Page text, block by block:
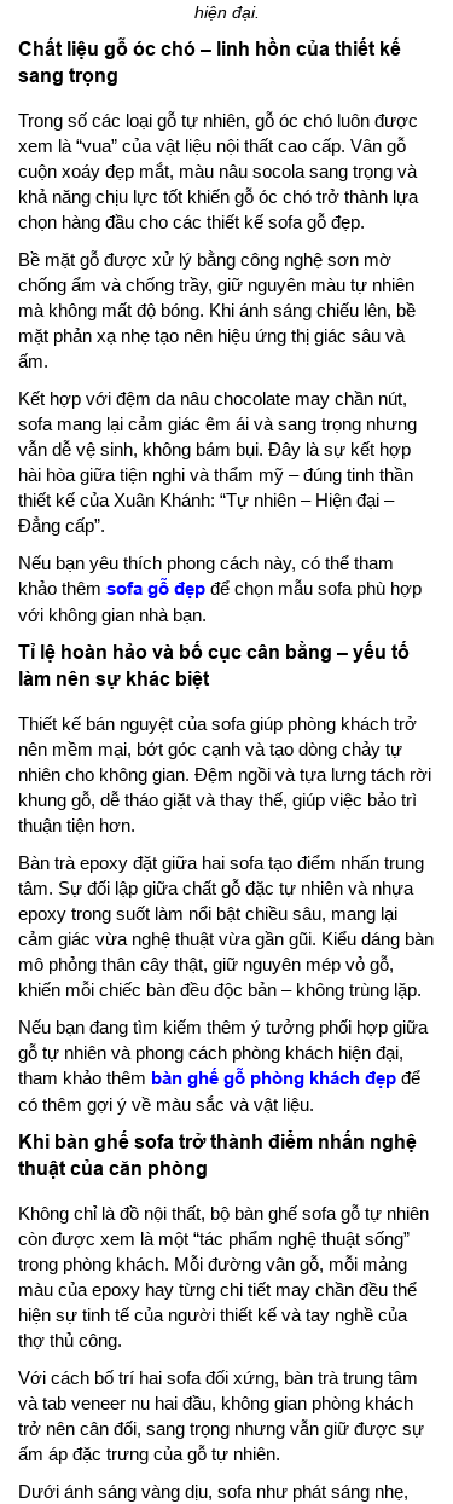
hiện đại.
Chất liệu gỗ óc chó – linh hồn của thiết kế
sang trọng
Trong số các loại gỗ tự nhiên, gỗ óc chó luôn được
xem là “vua” của vật liệu nội thất cao cấp. Vân gỗ
cuộn xoáy đẹp mắt, màu nâu socola sang trọng và
khả năng chịu lực tốt khiến gỗ óc chó trở thành lựa
chọn hàng đầu cho các thiết kế sofa gỗ đẹp.
Bề mặt gỗ được xử lý bằng công nghệ sơn mờ
chống ẩm và chống trầy, giữ nguyên màu tự nhiên
mà không mất độ bóng. Khi ánh sáng chiếu lên, bề
mặt phản xạ nhẹ tạo nên hiệu ứng thị giác sâu và
ấm.
Kết hợp với đệm da nâu chocolate may chần nút,
sofa mang lại cảm giác êm ái và sang trọng nhưng
vẫn dễ vệ sinh, không bám bụi. Đây là sự kết hợp
hài hòa giữa tiện nghi và thẩm mỹ – đúng tinh thần
thiết kế của Xuân Khánh: “Tự nhiên – Hiện đại –
Đẳng cấp”.
Nếu bạn yêu thích phong cách này, có thể tham
khảo thêm sofa gỗ đẹp để chọn mẫu sofa phù hợp
với không gian nhà bạn.
Tỉ lệ hoàn hảo và bố cục cân bằng – yếu tố
làm nên sự khác biệt
Thiết kế bán nguyệt của sofa giúp phòng khách trở
nên mềm mại, bớt góc cạnh và tạo dòng chảy tự
nhiên cho không gian. Đệm ngồi và tựa lưng tách rời
khung gỗ, dễ tháo giặt và thay thế, giúp việc bảo trì
thuận tiện hơn.
Bàn trà epoxy đặt giữa hai sofa tạo điểm nhấn trung
tâm. Sự đối lập giữa chất gỗ đặc tự nhiên và nhựa
epoxy trong suốt làm nổi bật chiều sâu, mang lại
cảm giác vừa nghệ thuật vừa gần gũi. Kiểu dáng bàn
mô phỏng thân cây thật, giữ nguyên mép vỏ gỗ,
khiến mỗi chiếc bàn đều độc bản – không trùng lặp.
Nếu bạn đang tìm kiếm thêm ý tưởng phối hợp giữa
gỗ tự nhiên và phong cách phòng khách hiện đại,
tham khảo thêm bàn ghế gỗ phòng khách đẹp để
có thêm gợi ý về màu sắc và vật liệu.
Khi bàn ghế sofa trở thành điểm nhấn nghệ
thuật của căn phòng
Không chỉ là đồ nội thất, bộ bàn ghế sofa gỗ tự nhiên
còn được xem là một “tác phẩm nghệ thuật sống”
trong phòng khách. Mỗi đường vân gỗ, mỗi mảng
màu của epoxy hay từng chi tiết may chần đều thể
hiện sự tinh tế của người thiết kế và tay nghề của
thợ thủ công.
Với cách bố trí hai sofa đối xứng, bàn trà trung tâm
và tab veneer nu hai đầu, không gian phòng khách
trở nên cân đối, sang trọng nhưng vẫn giữ được sự
ấm áp đặc trưng của gỗ tự nhiên.
Dưới ánh sáng vàng dịu, sofa như phát sáng nhẹ,